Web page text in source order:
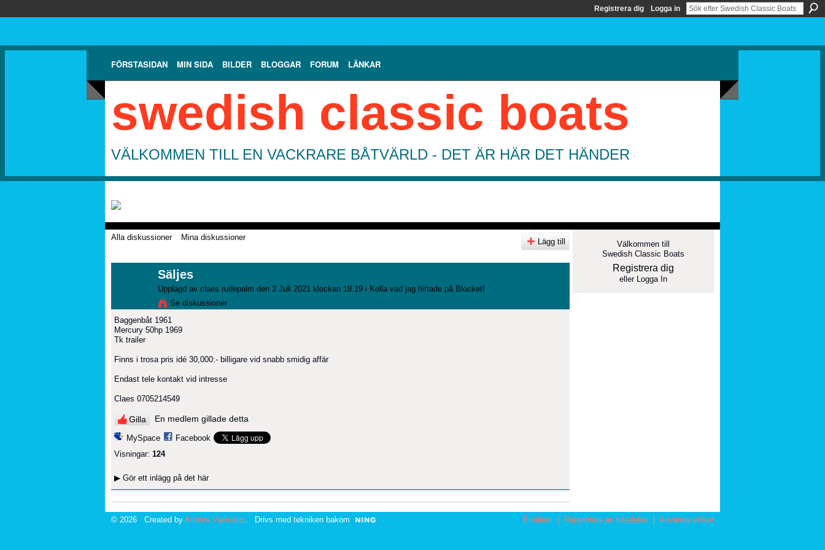
Registrera dig Logga in
FÖRSTASIDAN MIN SIDA BILDER BLOGGAR FORUM LÄNKAR
swedish classic boats
VÄLKOMMEN TILL EN VACKRARE BÅTVÄRLD - DET ÄR HÄR DET HÄNDER
Alla diskussioner Mina diskussioner Lägg till
Säljes
Upplagd av claes rudepalm den 3 Juli 2021 klockan 18.19 i Kolla vad jag hittade på Blocket!
Se diskussioner
Baggenbåt 1961
Mercury 50hp 1969
Tk trailer
Finns i trosa pris idé 30,000:- billigare vid snabb smidig affär
Endast tele kontakt vid intresse
Claes 0705214549
Gilla En medlem gillade detta
MySpace
Facebook
Visningar: 124
▶ Gör ett inlägg på det här
Välkommen till
Swedish Classic Boats
Registrera dig
eller Logga In
© 2026 Created by Anders Værnéus . Drivs med tekniken bakom Emblem | Rapportera en händelse | Användarvillkor